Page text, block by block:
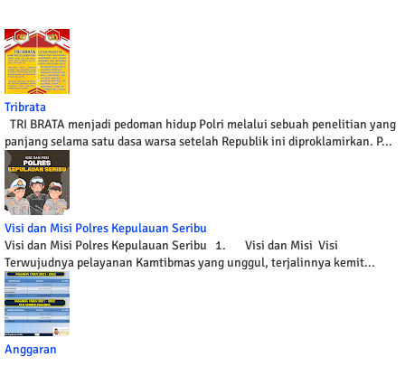
Tribrata
TRI BRATA menjadi pedoman hidup Polri melalui sebuah penelitian yang
panjang selama satu dasa warsa setelah Republik ini diproklamirkan. P...
Visi dan Misi Polres Kepulauan Seribu
Visi dan Misi Polres Kepulauan Seribu 1. Visi dan Misi Visi
Terwujudnya pelayanan Kamtibmas yang unggul, terjalinnya kemit...
Anggaran